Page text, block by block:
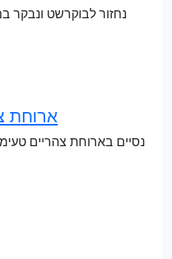
נחזור לבוקרשט ונבקר
ארוחת
נסיים בארוחת צהריים